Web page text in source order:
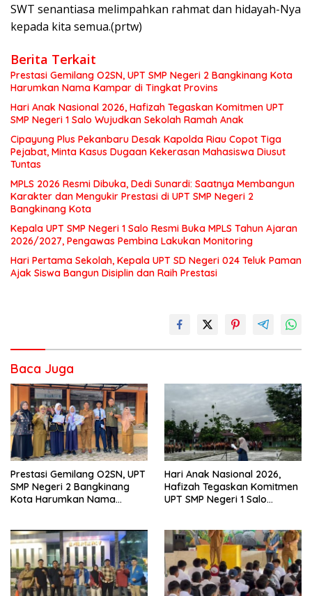
SWT senantiasa melimpahkan rahmat dan hidayah-Nya
kepada kita semua.(prtw)
Berita Terkait
Prestasi Gemilang O2SN, UPT SMP Negeri 2 Bangkinang Kota
Harumkan Nama Kampar di Tingkat Provins
Hari Anak Nasional 2026, Hafizah Tegaskan Komitmen UPT
SMP Negeri 1 Salo Wujudkan Sekolah Ramah Anak
Cipayung Plus Pekanbaru Desak Kapolda Riau Copot Tiga
Pejabat, Minta Kasus Dugaan Kekerasan Mahasiswa Diusut
Tuntas
MPLS 2026 Resmi Dibuka, Dedi Sunardi: Saatnya Membangun
Karakter dan Mengukir Prestasi di UPT SMP Negeri 2
Bangkinang Kota
Kepala UPT SMP Negeri 1 Salo Resmi Buka MPLS Tahun Ajaran
2026/2027, Pengawas Pembina Lakukan Monitoring
Hari Pertama Sekolah, Kepala UPT SD Negeri 024 Teluk Paman
Ajak Siswa Bangun Disiplin dan Raih Prestasi
Baca Juga
Prestasi Gemilang O2SN, UPT
SMP Negeri 2 Bangkinang
Kota Harumkan Nama
Hari Anak Nasional 2026,
Hafizah Tegaskan Komitmen
UPT SMP Negeri 1 Salo